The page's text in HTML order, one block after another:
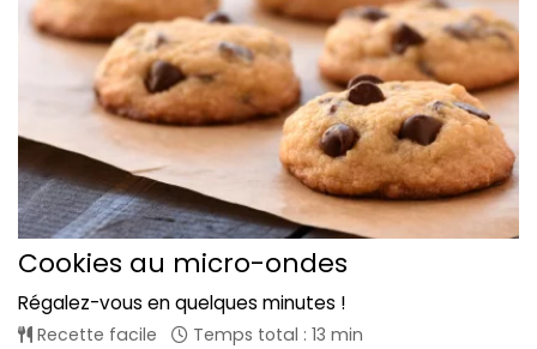
Cookies au micro-ondes
Régalez-vous en quelques minutes !
Recette facile Temps total : 13 min